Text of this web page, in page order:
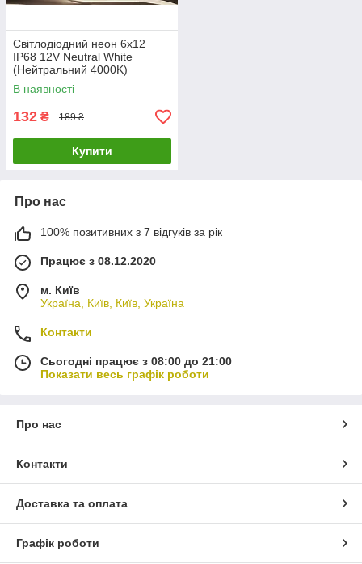
Світлодіодний неон 6x12
IP68 12V Neutral White
(Нейтральний 4000K)
В наявності
132 ₴ 189 ₴
Купити
Про нас
100% позитивних з 7 відгуків за рік
Працює з 08.12.2020
м. Київ
Україна, Київ, Київ, Україна
Контакти
Сьогодні працює з 08:00 до 21:00
Показати весь графік роботи
Про нас
Контакти
Доставка та оплата
Графік роботи